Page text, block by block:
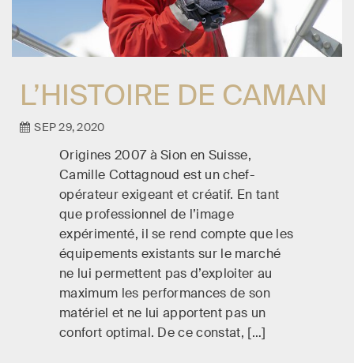
L’HISTOIRE DE CAMAN
SEP 29, 2020
Origines 2007 à Sion en Suisse,
Camille Cottagnoud est un chef-
opérateur exigeant et créatif. En tant
que professionnel de l’image
expérimenté, il se rend compte que les
équipements existants sur le marché
ne lui permettent pas d’exploiter au
maximum les performances de son
matériel et ne lui apportent pas un
confort optimal. De ce constat, […]